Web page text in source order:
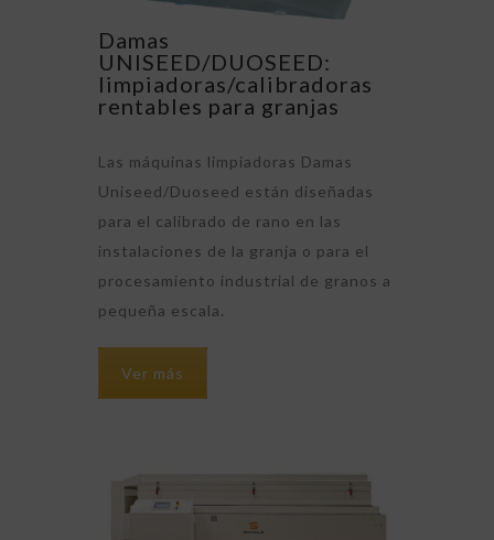
Damas
UNISEED/DUOSEED:
limpiadoras/calibradoras
rentables para granjas
Las máquinas limpiadoras Damas
Uniseed/Duoseed están diseñadas
para el calibrado de rano en las
instalaciones de la granja o para el
procesamiento industrial de granos a
pequeña escala.
Ver más